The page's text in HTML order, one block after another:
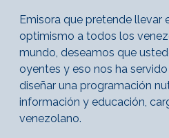
Emisora que pretende llevar
optimismo a todos los
mundo, deseamos que
oyentes y eso nos ha
diseñar una programación
información y educación,
venezolano.